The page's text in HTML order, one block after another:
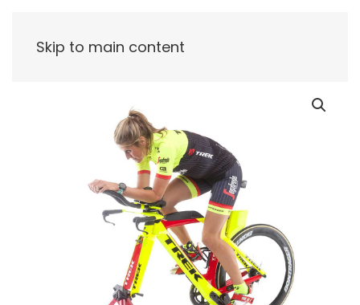
Skip to main content